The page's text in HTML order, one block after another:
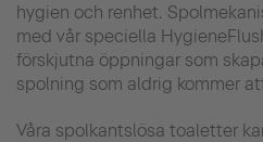
hygien och renhet.
med vår speciella
förskjutna öppningar som
spolning som aldrig kommer
Våra spolkantslösa toaletter